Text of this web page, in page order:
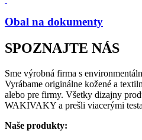
Obal na dokumenty
SPOZNAJTE NÁS
Sme výrobná firma s
Vyrábame originálne kožené a
alebo pre firmy. Všetky dizajny
WAKIVAKY a prešli viacerými
Naše produkty: